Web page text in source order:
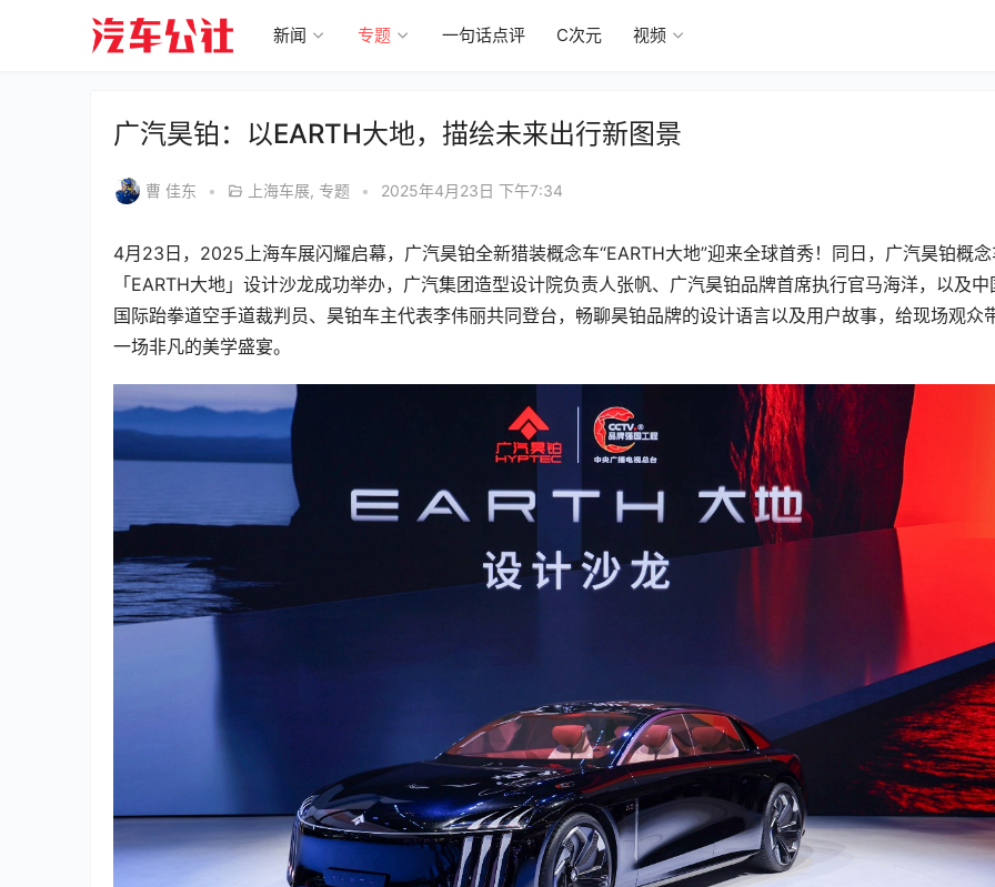
新闻 专题 一句话点评 C次元 视频
广汽昊铂：以EARTH大地，描绘未来出行新图景
曹 佳东 • 上海车展, 专题 • 2025年4月23日 下午7:34
4月23日，2025上海车展闪耀启幕，广汽昊铂全新猎装概念车“EARTH大地”迎来全球首秀！同日，广汽昊铂概
「EARTH大地」设计沙龙成功举办，广汽集团造型设计院负责人张帆、广汽昊铂品牌首席执行官马海洋，以及中
国际跆拳道空手道裁判员、昊铂车主代表李伟丽共同登台，畅聊昊铂品牌的设计语言以及用户故事，给现场观众
一场非凡的美学盛宴。